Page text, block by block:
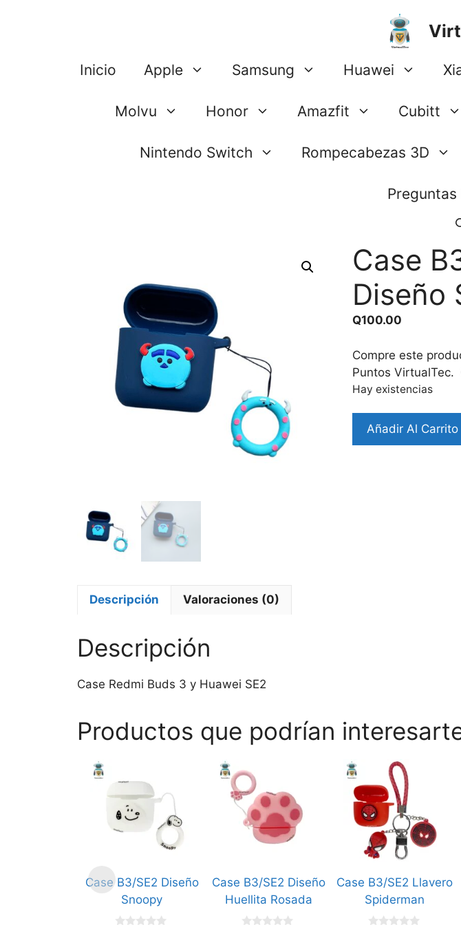
Inicio Apple Samsung Huawei
Molvu Honor Amazfit Cubitt
Nintendo Switch Rompecabezas 3D
Case
Diseño
Q100.00
Compre este
Puntos VirtualTec.
Hay existencias
B3/SE2
Añadir Al Carrito
Descripción Valoraciones (0)
Descripción
Case Redmi Buds 3 y Huawei SE2
Productos que podrían
Case B3/SE2 Diseño
Snoopy
Case B3/SE2 Diseño
Huellita Rosada
Case B3/SE2 Llavero
Spiderman